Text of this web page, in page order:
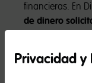
financieras. En
de dinero
cumplimentado.
Privacidad y